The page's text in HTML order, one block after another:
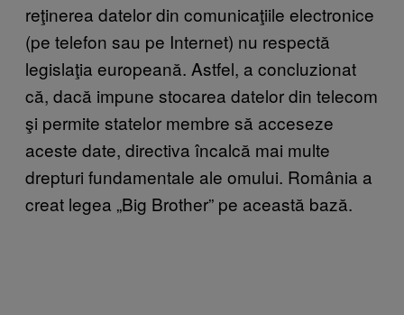
reţinerea datelor din comunicaţiile electronice
(pe telefon sau pe Internet) nu respectă
legislaţia europeană. Astfel, a concluzionat
că, dacă impune stocarea datelor din telecom
şi permite statelor membre să acceseze
aceste date, directiva încalcă mai multe
drepturi fundamentale ale omului. România a
creat legea „Big Brother” pe această bază.